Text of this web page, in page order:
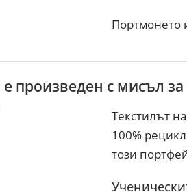
Портмонето
произведен с мисъл
Текстилът
100%
този